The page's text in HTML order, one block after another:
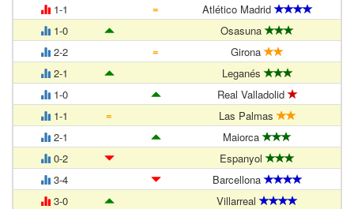
1-1
=
Atlético Madrid
1-0
Osasuna
2-2
=
Girona
2-1
Leganés
1-0
Real Valladolid
1-1
=
Las Palmas
2-1
Maiorca
0-2
Espanyol
3-4
Barcellona
3-0
Villarreal